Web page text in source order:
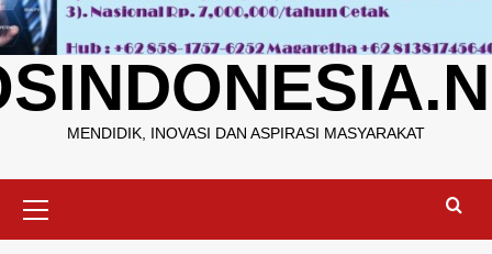
MENDIDIK, INOVASI DAN ASPIRASI MASYARAKAT
Menu